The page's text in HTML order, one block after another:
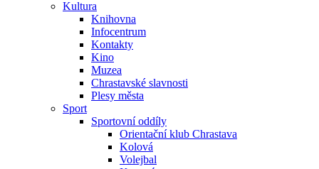
Kultura
Knihovna
Infocentrum
Kontakty
Kino
Muzea
Chrastavské slavnosti
Plesy města
Sport
Sportovní oddíly
Orientační klub Chrastava
Kolová
Volejbal